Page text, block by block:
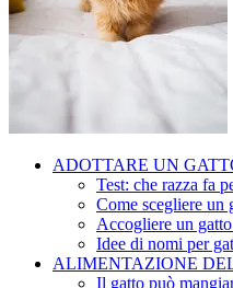
ADOTTARE UN
Test: che razza fa
Come scegliere un
Accogliere un
Idee di nomi per
ALIMENTAZIONE
Il gatto può